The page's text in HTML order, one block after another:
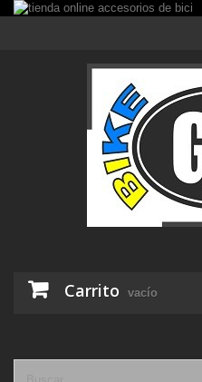
Carrito vacío